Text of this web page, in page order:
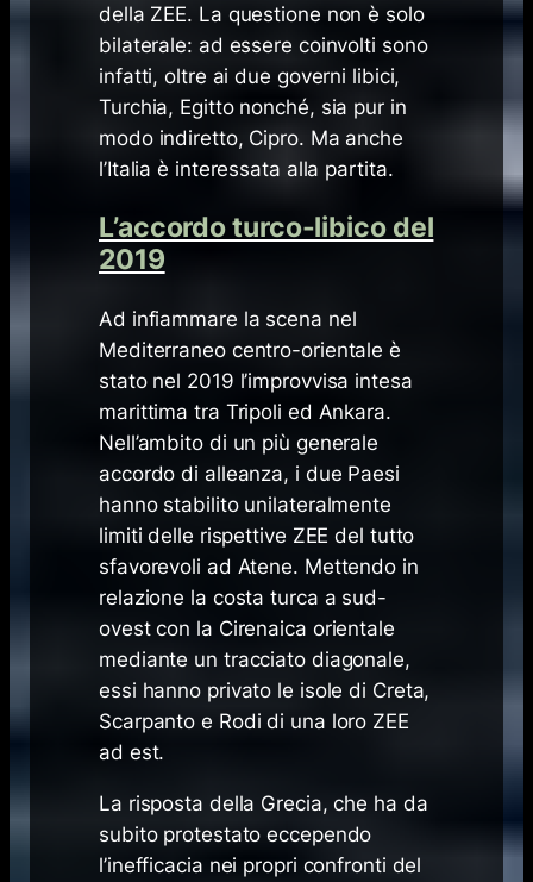
della ZEE. La questione non è solo
bilaterale: ad essere coinvolti sono
infatti, oltre ai due governi libici,
Turchia, Egitto nonché, sia pur in
modo indiretto, Cipro. Ma anche
l’Italia è interessata alla partita.
L’accordo turco-libico del
2019
Ad infiammare la scena nel
Mediterraneo centro-orientale è
stato nel 2019 l’improvvisa intesa
marittima tra Tripoli ed Ankara.
Nell’ambito di un più generale
accordo di alleanza, i due Paesi
hanno stabilito unilateralmente
limiti delle rispettive ZEE del tutto
sfavorevoli ad Atene. Mettendo in
relazione la costa turca a sud-
ovest con la Cirenaica orientale
mediante un tracciato diagonale,
essi hanno privato le isole di Creta,
Scarpanto e Rodi di una loro ZEE
ad est.
La risposta della Grecia, che ha da
subito protestato eccependo
l’inefficacia nei propri confronti del